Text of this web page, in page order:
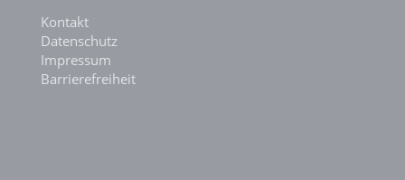
Kontakt
Datenschutz
Impressum
Barrierefreiheit